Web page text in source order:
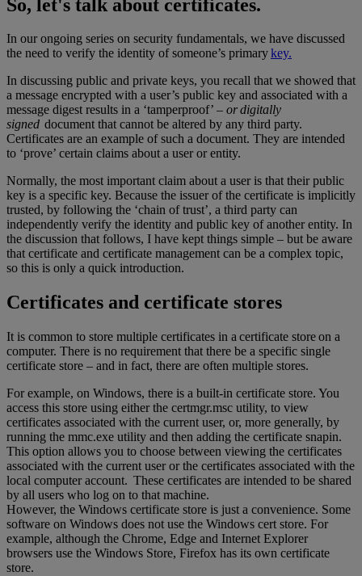
So, let's talk about certificates.
In our ongoing series on security fundamentals, we have discussed
the need to verify the identity of someone’s primarykey.
In discussing public and private keys, you recall that we showed that
a message encrypted with a user’s public key and associated with a
message digest results in a ‘tamperproof’ – or digitally
signed document that cannot be altered by any third party.
Certificates are an example of such a document. They are intended
to ‘prove’ certain claims about a user or entity.
Normally, the most important claim about a user is that their public
key is a specific key. Because the issuer of the certificate is implicitly
trusted, by following the ‘chain of trust’, a third party can
independently verify the identity and public key of another entity. In
the discussion that follows, I have kept things simple – but be aware
that certificate and certificate management can be a complex topic,
so this is only a quick introduction.
Certificates and certificate stores
It is common to store multiple certificates in a certificate store on a
computer. There is no requirement that there be a specific single
certificate store – and in fact, there are often multiple stores.
For example, on Windows, there is a built-in certificate store. You
access this store using either the certmgr.msc utility, to view
certificates associated with the current user, or, more generally, by
running the mmc.exe utility and then adding the certificate snapin.
This option allows you to choose between viewing the certificates
associated with the current user or the certificates associated with the
local computer account. These certificates are intended to be shared
by all users who log on to that machine.
However, the Windows certificate store is just a convenience. Some
software on Windows does not use the Windows cert store. For
example, although the Chrome, Edge and Internet Explorer
browsers use the Windows Store, Firefox has its own certificate
store.